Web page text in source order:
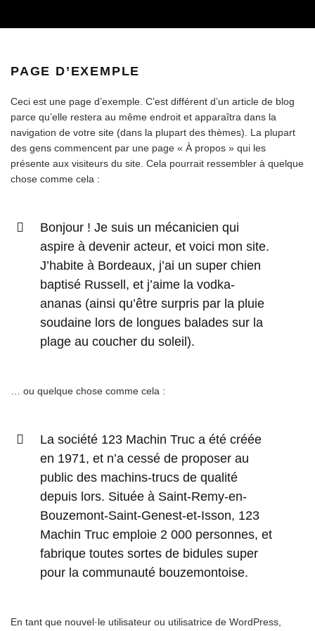
PAGE D’EXEMPLE
Ceci est une page d’exemple. C’est différent d’un article de blog
parce qu’elle restera au même endroit et apparaîtra dans la
navigation de votre site (dans la plupart des thèmes). La plupart
des gens commencent par une page « À propos » qui les
présente aux visiteurs du site. Cela pourrait ressembler à quelque
chose comme cela :
Bonjour ! Je suis un mécanicien qui
aspire à devenir acteur, et voici mon site.
J’habite à Bordeaux, j’ai un super chien
baptisé Russell, et j’aime la vodka-
ananas (ainsi qu’être surpris par la pluie
soudaine lors de longues balades sur la
plage au coucher du soleil).
… ou quelque chose comme cela :
La société 123 Machin Truc a été créée
en 1971, et n’a cessé de proposer au
public des machins-trucs de qualité
depuis lors. Située à Saint-Remy-en-
Bouzemont-Saint-Genest-et-Isson, 123
Machin Truc emploie 2 000 personnes, et
fabrique toutes sortes de bidules super
pour la communauté bouzemontoise.
En tant que nouvel·le utilisateur ou utilisatrice de WordPress,